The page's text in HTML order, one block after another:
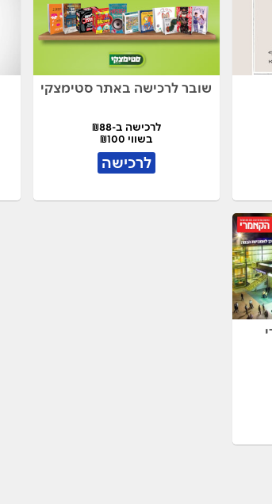
שובר לרכישה באתר סטימצקי
לרכישה ב-₪88
בשווי ₪100
לרכישה